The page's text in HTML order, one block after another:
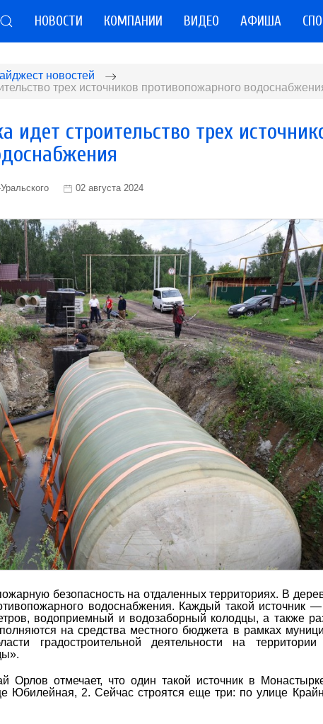
НОВОСТИ КОМПАНИИ ВИДЕО АФИША
новостей
трех источников противопожарного
идет строительство трех
02 августа 2024
безопасность на отдаленных территориях. В
водоснабжения. Каждый такой источник
водоприемный и водозаборный колодцы, а также
на средства местного бюджета в рамках
градостроительной деятельности на территории
Орлов отмечает, что один такой источник в
2. Сейчас строятся еще три: по улице